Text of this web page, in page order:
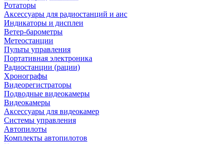
Ротаторы
Аксессуары для радиостанций и аис
Индикаторы и дисплеи
Ветер-барометры
Метеостанции
Пульты управления
Портативная электроника
Радиостанции (рации)
Хронографы
Видеорегистраторы
Подводные видеокамеры
Видеокамеры
Аксессуары для видеокамер
Системы управления
Автопилоты
Комплекты автопилотов